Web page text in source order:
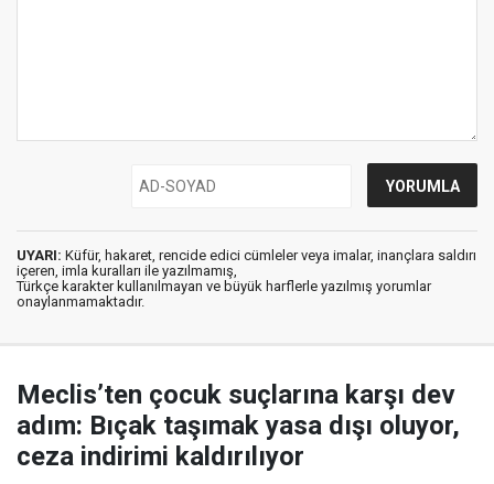
UYARI: Küfür, hakaret, rencide edici cümleler veya imalar, inançlara saldırı
içeren, imla kuralları ile yazılmamış,
Türkçe karakter kullanılmayan ve büyük harflerle yazılmış yorumlar
onaylanmamaktadır.
Meclis’ten çocuk suçlarına karşı dev
adım: Bıçak taşımak yasa dışı oluyor,
ceza indirimi kaldırılıyor